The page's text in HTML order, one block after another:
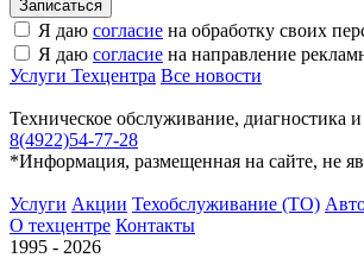
Я даю согласие на обработку своих
Я даю согласие на направление
Услуги Техцентра Все новости
Техническое обслуживание, диагностика
8(4922)54-77-28
*Информация, размещенная на сайте, не
Услуги Акции Техобслуживание (ТО)
О техцентре Контакты
1995 - 2026